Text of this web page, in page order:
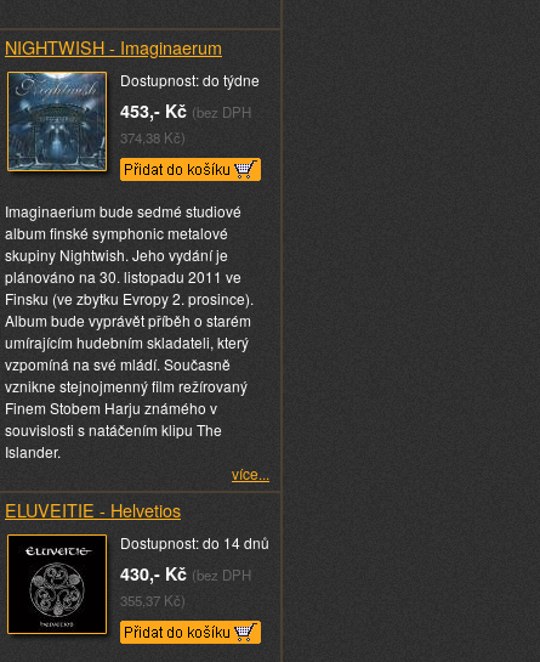
NIGHTWISH - Imaginaerum
Dostupnost: do týdne
453,- Kč (bez DPH
374,38 Kč)
Imaginaerium bude sedmé studiové
album finské symphonic metalové
skupiny Nightwish. Jeho vydání je
plánováno na 30. listopadu 2011 ve
Finsku (ve zbytku Evropy 2. prosince).
Album bude vyprávět příběh o starém
umírajícím hudebním skladateli, který
vzpomíná na své mládí. Současně
vznikne stejnojmenný film režírovaný
Finem Stobem Harju známého v
souvislosti s natáčením klipu The
Islander.
více...
ELUVEITIE - Helvetios
Dostupnost: do 14 dnů
430,- Kč (bez DPH
355,37 Kč)